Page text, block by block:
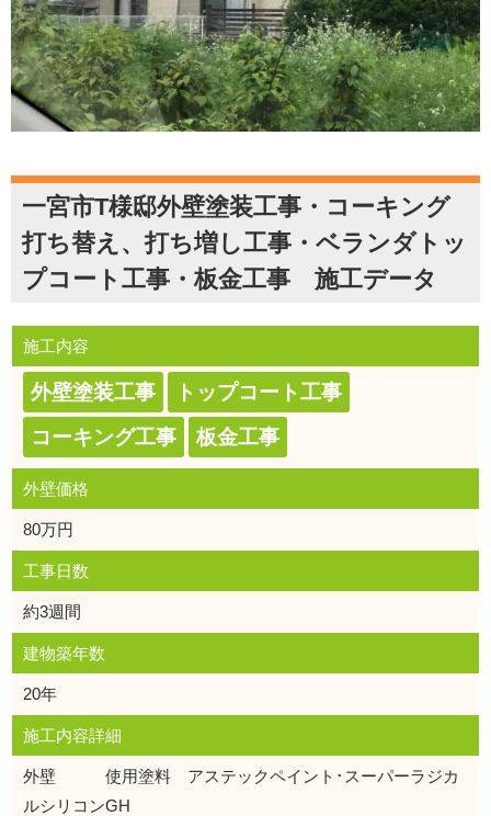
一宮市T様邸外壁塗装工事・コーキング
打ち替え、打ち増し工事・ベランダトッ
プコート工事・板金工事 施工データ
施工内容
外壁塗装工事
トップコート工事
コーキング工事
板金工事
外壁価格
80万円
工事日数
約3週間
建物築年数
20年
施工内容詳細
外壁 使用塗料 アステックペイント･スーパーラジカ
ルシリコンGH